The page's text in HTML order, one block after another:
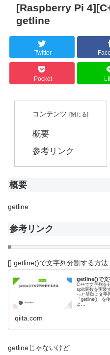
[Raspberry Pi
getline
Twitter
Pocket
コンテンツ
概要
参考リンク
概要
getline
参考リンク
[] getline()で文字列分割する方
getline()で文
C++で文字列を
split関数を実装
っと簡単に文字
「getline()」を
よ...
qiita.com
getlineじゃないけど